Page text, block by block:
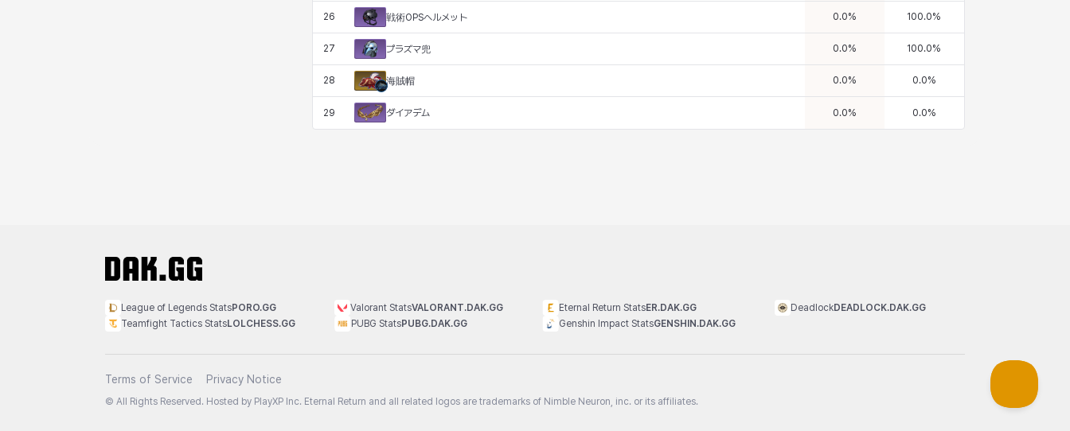
26 戦術OPSヘルメット 0.0% 100.0%
27 プラズマ兜 0.0% 100.0%
28 海賊帽 0.0% 0.0%
29 ダイアデム 0.0% 0.0%
League of Legends StatsPORO.GG
Teamfight Tactics StatsLOLCHESS.GG
Valorant StatsVALORANT.DAK.GG
PUBG StatsPUBG.DAK.GG
Eternal Return StatsER.DAK.GG
Genshin Impact StatsGENSHIN.DAK.GG
DeadlockDEADLOCK.DAK.GG
Terms of Service Privacy Notice
© All Rights Reserved. Hosted by PlayXP Inc. Eternal Return and all related logos are trademarks of Nimble Neuron, inc. or its affiliates.